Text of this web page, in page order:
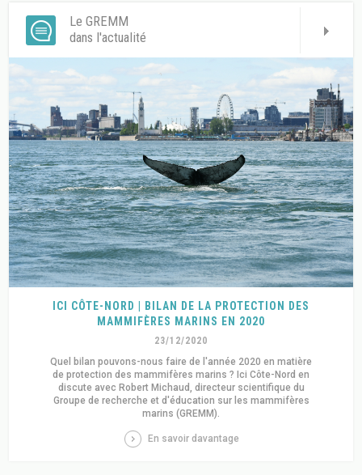
Le GREMM
dans l'actualité
ICI CÔTE-NORD | BILAN DE LA PROTECTION DES
MAMMIFÈRES MARINS EN 2020
23/12/2020
Quel bilan pouvons-nous faire de l'année 2020 en matière
de protection des mammifères marins ? Ici Côte-Nord en
discute avec Robert Michaud, directeur scientifique du
Groupe de recherche et d'éducation sur les mammifères
marins (GREMM).
En savoir davantage